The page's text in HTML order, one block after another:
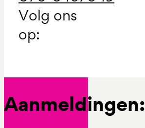
Volg ons
op:
Aanmeldingen: